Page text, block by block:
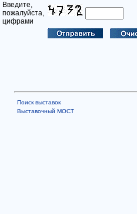
Введите,
пожалуйста,
цифрами
Поиск выставок
Выставочный МОСТ